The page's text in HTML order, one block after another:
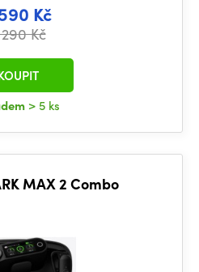
Kč
Kč
> 5 ks
MAX 2 Combo